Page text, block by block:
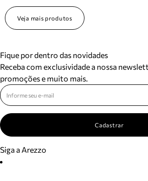
Veja mais produtos
Fique por dentro das novidades
Receba com exclusividade a nossa
promoções e muito mais.
Cadastrar
Siga a Arezzo